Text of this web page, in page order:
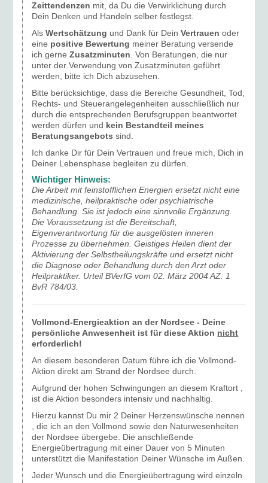
Zeittendenzen mit, da Du die Verwirklichung durch
Dein Denken und Handeln selber festlegst.
AlsWertschätzung und Dank für DeinVertrauenoder
eine positive Bewertung meiner Beratung versende
ich gerneZusatzminuten . Von Beratungen, die nur
unter der Verwendung von Zusatzminuten geführt
werden, bitte ich Dich abzusehen.
Bitte berücksichtige, dass die Bereiche Gesundheit, Tod,
Rechts- und Steuerangelegenheiten ausschließlich nur
durch die entsprechenden Berufsgruppen beantwortet
werden dürfen und kein Bestandteil meines
Beratungsangebots sind.
Ich danke Dir für Dein Vertrauen und freue mich, Dich in
Deiner Lebensphase begleiten zu dürfen.
Wichtiger Hinweis:
Die Arbeit mit feinstofflichen Energien ersetzt nicht eine
medizinische, heilpraktische oder psychiatrische
Behandlung. Sie ist jedoch eine sinnvolle Ergänzung.
Die Voraussetzung ist die Bereitschaft,
Eigenverantwortung für die ausgelösten inneren
Prozesse zu übernehmen. Geistiges Heilen dient der
Aktivierung der Selbstheilungskräfte und ersetzt nicht
die Diagnose oder Behandlung durch den Arzt oder
Heilpraktiker. Urteil BVerfG vom 02. März 2004 AZ: 1
BvR 784/03.
Vollmond-Energieaktion an der Nordsee - Deine
persönliche Anwesenheit ist für diese Aktion nicht
erforderlich!
An diesem besonderen Datum führe ich die Vollmond-
Aktion direkt am Strand der Nordsee durch.
Aufgrund der hohen Schwingungen an diesem Kraftort ,
ist die Aktion besonders intensiv und nachhaltig.
Hierzu kannst Du mir 2 Deiner Herzenswünsche nennen
, die ich an den Vollmond sowie den Naturwesenheiten
der Nordsee übergebe. Die anschließende
Energieübertragung mit einer Dauer von 5 Minuten
unterstützt die Manifestation Deiner Wünsche im Außen.
Jeder Wunsch und die Energieübertragung wird einzeln